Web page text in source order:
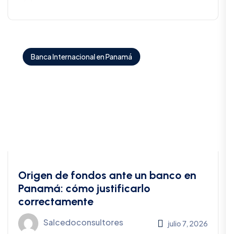
Banca Internacional en Panamá
Origen de fondos ante un banco en
Panamá: cómo justificarlo
correctamente
Salcedoconsultores julio 7, 2026